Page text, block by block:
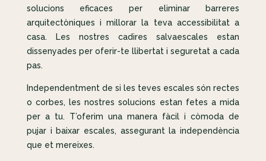
solucions eficaces per eliminar barreres
arquitectòniques i millorar la teva accessibilitat a
casa. Les nostres cadires salvaescales estan
dissenyades per oferir-te llibertat i seguretat a cada
pas.
Independentment de si les teves escales són rectes
o corbes, les nostres solucions estan fetes a mida
per a tu. T’oferim una manera fàcil i còmoda de
pujar i baixar escales, assegurant la independència
que et mereixes.